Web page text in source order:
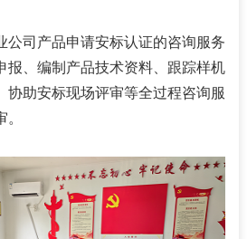
公司产品申请安标认证的咨询服务
报、编制产品技术资料、跟踪样机
协助安标现场评审等全过程咨询服